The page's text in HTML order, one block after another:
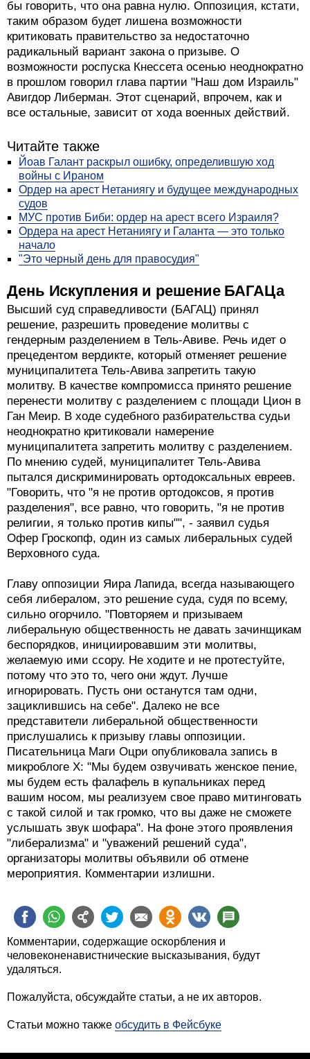
бы говорить, что она равна нулю. Оппозиция, кстати,
таким образом будет лишена возможности
критиковать правительство за недостаточно
радикальный вариант закона о призыве. О
возможности роспуска Кнессета осенью неоднократно
в прошлом говорил глава партии "Наш дом Израиль"
Авигдор Либерман. Этот сценарий, впрочем, как и
все остальные, зависит от хода военных действий.
Читайте также
Йоав Галант раскрыл ошибку, определившую ход
войны с Ираном
Ордер на арест Нетаниягу и будущее международных
судов
МУС против Биби: ордер на арест всего Израиля?
Ордера на арест Нетаниягу и Галанта — это только
начало
"Это черный день для правосудия"
День Искупления и решение БАГАЦа
Высший суд справедливости (БАГАЦ) принял
решение, разрешить проведение молитвы с
гендерным разделением в Тель-Авиве. Речь идет о
прецедентом вердикте, который отменяет решение
муниципалитета Тель-Авива запретить такую
молитву. В качестве компромисса принято решение
перенести молитву с разделением с площади Цион в
Ган Меир. В ходе судебного разбирательства судьи
неоднократно критиковали намерение
муниципалитета запретить молитву с разделением.
По мнению судей, муниципалитет Тель-Авива
пытался дискриминировать ортодоксальных евреев.
"Говорить, что "я не против ортодоксов, я против
разделения", все равно, что говорить, "я не против
религии, я только против кипы"", - заявил судья
Офер Гроскопф, один из самых либеральных судей
Верховного суда.
Главу оппозиции Яира Лапида, всегда называющего
себя либералом, это решение суда, судя по всему,
сильно огорчило. "Повторяем и призываем
либеральную общественность не давать зачинщикам
беспорядков, инициировавшим эти молитвы,
желаемую ими ссору. Не ходите и не протестуйте,
потому что это то, чего они ждут. Лучше
игнорировать. Пусть они останутся там одни,
зациклившись на себе". Далеко не все
представители либеральной общественности
прислушались к призыву главы оппозиции.
Писательница Маги Оцри опубликовала запись в
микроблоге X: "Мы будем озвучивать женское пение,
мы будем есть фалафель в купальниках перед
вашим носом, мы реализуем свое право митинговать
с такой силой и так громко, что вы даже не сможете
услышать звук шофара". На фоне этого проявления
"либерализма" и "уважений решений суда",
организаторы молитвы объявили об отмене
мероприятия. Комментарии излишни.
Комментарии, содержащие оскорбления и
человеконенавистнические высказывания, будут
удаляться.
Пожалуйста, обсуждайте статьи, а не их авторов.
Статьи можно также обсудить в Фейсбуке